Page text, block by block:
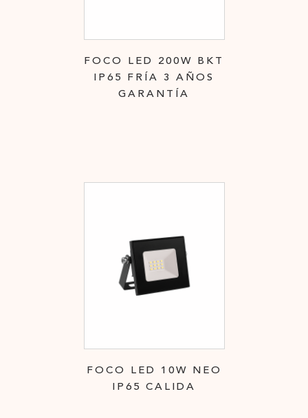
FOCO LED 200W BKT
IP65 FRÍA 3 AÑOS
GARANTÍA
FOCO LED 10W NEO
IP65 CALIDA